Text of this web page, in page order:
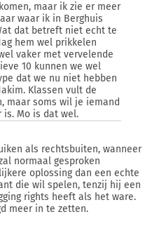
maar ik zie er meer
waar ik in Berghuis
dat betreft niet echt te
hem wel prikkelen
vaker met vervelende
10 kunnen we wel
dat we nu niet hebben
Klassen vult de
maar soms wil je iemand
Mo is dat wel.
als rechtsbuiten, wanneer
normaal gesproken
oplossing dan een echte
die wil spelen, tenzij hij een
rights heeft als het ware.
meer in te zetten.